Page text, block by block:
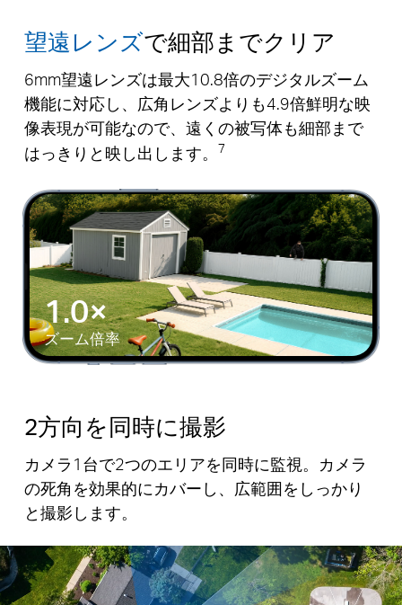
望遠レンズで細部までクリア
6mm望遠レンズは最大10.8倍のデジタルズーム
機能に対応し、広角レンズよりも4.9倍鮮明な映
像表現が可能なので、遠くの被写体も細部まで
はっきりと映し出します。
7
1.0×
ズーム倍率
2方向を同時に撮影
カメラ1台で2つのエリアを同時に監視。カメラ
の死角を効果的にカバーし、広範囲をしっかり
と撮影します。